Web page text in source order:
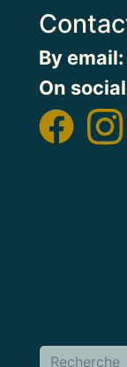
By email:
On
Search